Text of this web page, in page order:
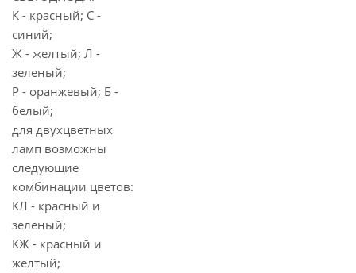
К - красный; С -
синий;
Ж - желтый; Л -
зеленый;
Р - оранжевый; Б -
белый;
для двухцветных
ламп возможны
следующие
комбинации цветов:
КЛ - красный и
зеленый;
КЖ - красный и
желтый;